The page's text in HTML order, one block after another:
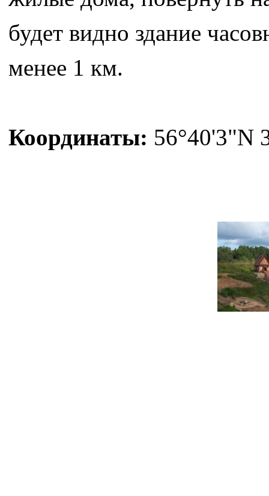
будет видно здание
менее 1 км.
Координаты: 56°40'3"N